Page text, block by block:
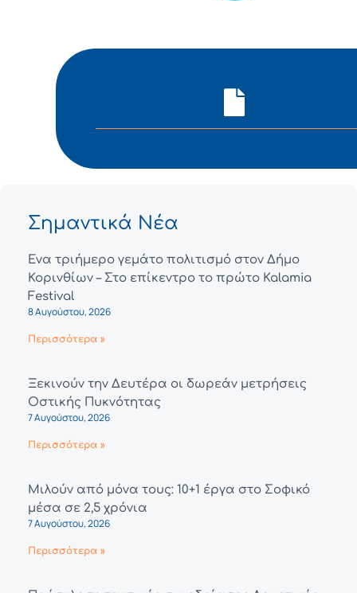
Σημαντικά Νέα
Ένα τριήμερο γεμάτο πολιτισμό στον Δήμο
Κορινθίων – Στο επίκεντρο το πρώτο Kalamia
Festival
8 Αυγούστου, 2026
Περισσότερα »
Ξεκινούν την Δευτέρα οι δωρεάν μετρήσεις
Οστικής Πυκνότητας
7 Αυγούστου, 2026
Περισσότερα »
Μιλούν από μόνα τους: 10+1 έργα στο Σοφικό
μέσα σε 2,5 χρόνια
7 Αυγούστου, 2026
Περισσότερα »